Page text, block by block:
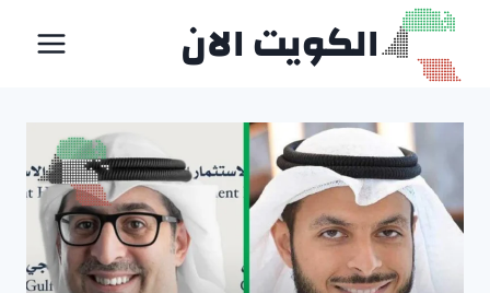
التجاوز
المحتوى
الكويت الان